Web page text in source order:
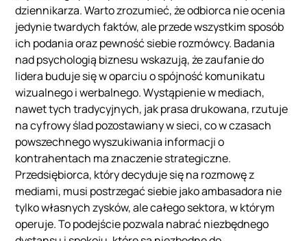
dziennikarza. Warto zrozumieć, że odbiorca nie ocenia
jedynie twardych faktów, ale przede wszystkim sposób
ich podania oraz pewność siebie rozmówcy. Badania
nad psychologią biznesu wskazują, że zaufanie do
lidera buduje się w oparciu o spójność komunikatu
wizualnego i werbalnego. Wystąpienie w mediach,
nawet tych tradycyjnych, jak prasa drukowana, rzutuje
na cyfrowy ślad pozostawiany w sieci, co w czasach
powszechnego wyszukiwania informacji o
kontrahentach ma znaczenie strategiczne.
Przedsiębiorca, który decyduje się na rozmowę z
mediami, musi postrzegać siebie jako ambasadora nie
tylko własnych zysków, ale całego sektora, w którym
operuje. To podejście pozwala nabrać niezbędnego